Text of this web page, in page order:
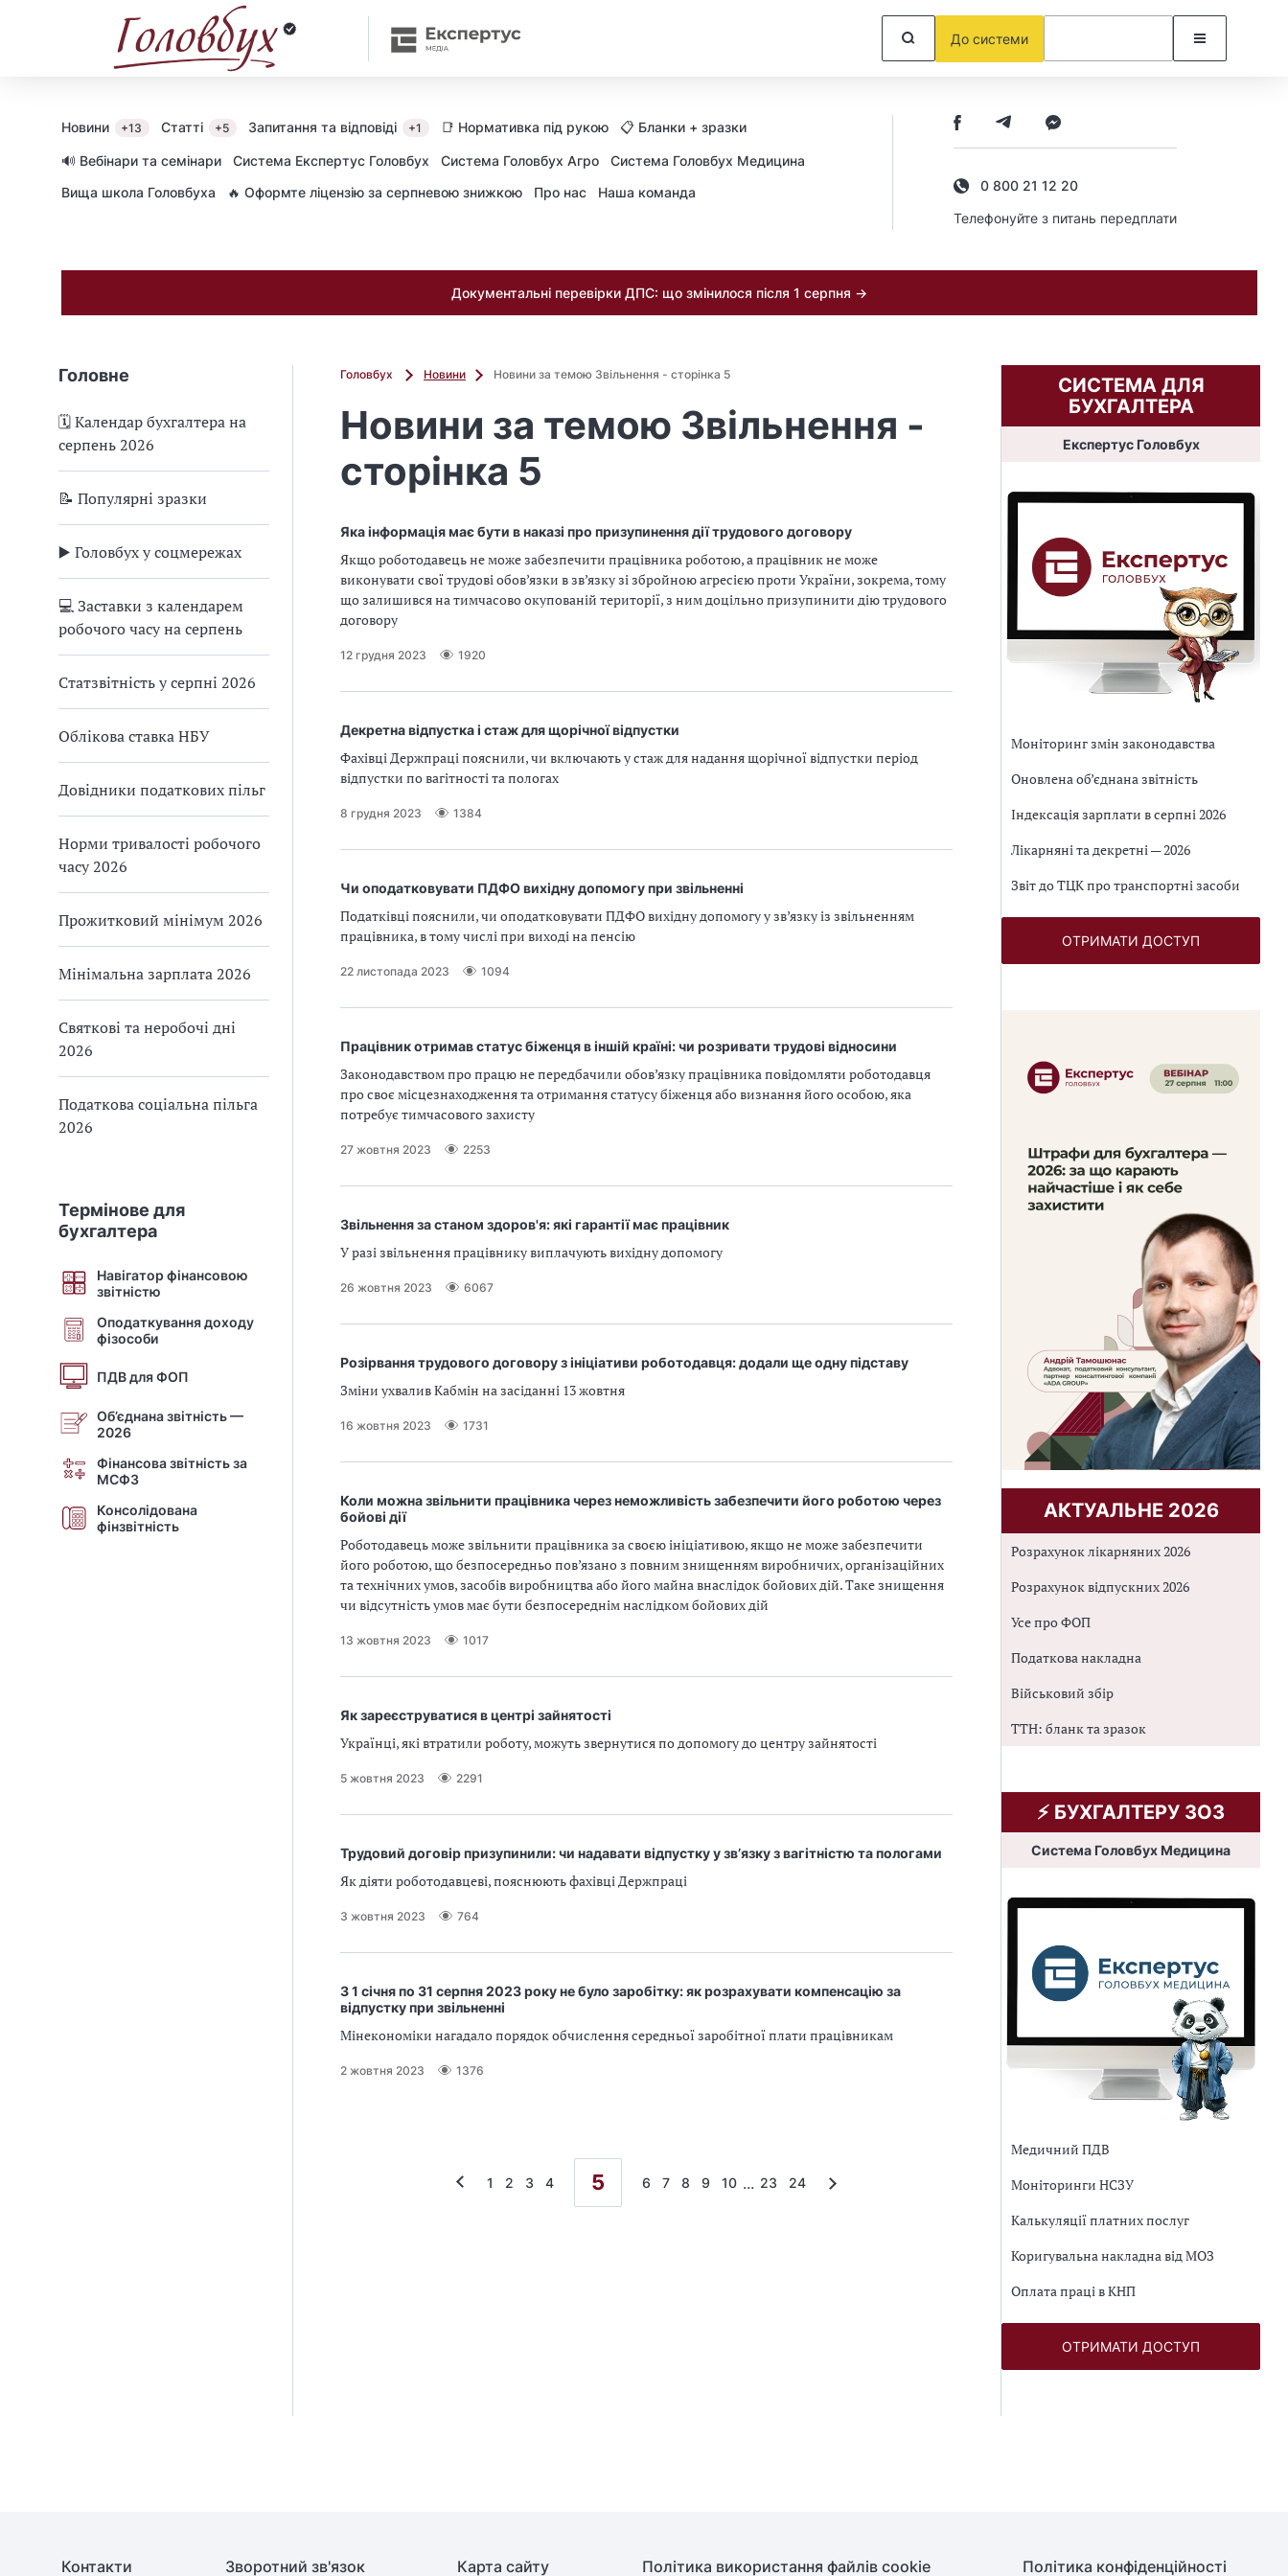
До системи
Новини +13 Статті +5 Запитання та відповіді +1 📑 Нормативка під рукою 📋 Бланки + зразки
🔊 Вебінари та семінари Cистема Експертус Головбух Система Головбух Агро
Система Головбух Медицина
Вища школа Головбуха
🔥 Оформте ліцензію за серпневою знижкою Про нас Наша команда
0 800 21 12 20
Телефонуйте з питань передплати
Документальні перевірки ДПС: що змінилося після 1 серпня →
Головне
🗓️ Календар бухгалтера на
серпень 2026
📝 Популярні зразки
▶️ Головбух у соцмережах
💻 Заставки з календарем
робочого часу на серпень
Статзвітність у серпні 2026
Облікова ставка НБУ
Довідники податкових пільг
Норми тривалості робочого
часу 2026
Прожитковий мінімум 2026
Мінімальна зарплата 2026
Святкові та неробочі дні
2026
Податкова соціальна пільга
2026
Термінове для
бухгалтера
Навігатор фінансовою
звітністю
Оподаткування доходу
фізособи
ПДВ для ФОП
Об’єднана звітність —
2026
Фінансова звітність за
МСФЗ
Консолідована
фінзвітність
Головбух Новини Новини за темою Звільнення - сторінка 5
Новини за темою Звільнення -
сторінка 5
Яка інформація має бути в наказі про призупинення дії трудового договору
Якщо роботодавець не може забезпечити працівника роботою, а працівник не може
виконувати свої трудові обов’язки в зв’язку зі збройною агресією проти України, зокрема, тому
що залишився на тимчасово окупованій території, з ним доцільно призупинити дію трудового
договору
12 грудня 2023 1920
Декретна відпустка і стаж для щорічної відпустки
Фахівці Держпраці пояснили, чи включають у стаж для надання щорічної відпустки період
відпустки по вагітності та пологах
8 грудня 2023 1384
Чи оподатковувати ПДФО вихідну допомогу при звільненні
Податківці пояснили, чи оподатковувати ПДФО вихідну допомогу у зв’язку із звільненням
працівника, в тому числі при виході на пенсію
22 листопада 2023 1094
Працівник отримав статус біженця в іншій країні: чи розривати трудові відносини
Законодавством про працю не передбачили обов’язку працівника повідомляти роботодавця
про своє місцезнаходження та отримання статусу біженця або визнання його особою, яка
потребує тимчасового захисту
27 жовтня 2023 2253
Звільнення за станом здоров'я: які гарантії має працівник
У разі звільнення працівнику виплачують вихідну допомогу
26 жовтня 2023 6067
Розірвання трудового договору з ініціативи роботодавця: додали ще одну підставу
Зміни ухвалив Кабмін на засіданні 13 жовтня
16 жовтня 2023 1731
Коли можна звільнити працівника через неможливість забезпечити його роботою через
бойові дії
Роботодавець може звільнити працівника за своєю ініціативою, якщо не може забезпечити
його роботою, що безпосередньо пов’язано з повним знищенням виробничих, організаційних
та технічних умов, засобів виробництва або його майна внаслідок бойових дій. Таке знищення
чи відсутність умов має бути безпосереднім наслідком бойових дій
13 жовтня 2023 1017
Як зареєструватися в центрі зайнятості
Українці, які втратили роботу, можуть звернутися по допомогу до центру зайнятості
5 жовтня 2023 2291
Трудовий договір призупинили: чи надавати відпустку у зв’язку з вагітністю та пологами
Як діяти роботодавцеві, пояснюють фахівці Держпраці
3 жовтня 2023 764
З 1 січня по 31 серпня 2023 року не було заробітку: як розрахувати компенсацію за
відпустку при звільненні
Мінекономіки нагадало порядок обчислення середньої заробітної плати працівникам
2 жовтня 2023 1376
1 2 3 4 5 6 7 8 9 10 ... 23 24
СИСТЕМА ДЛЯ
БУХГАЛТЕРА
Експертус Головбух
Моніторинг змін законодавства
Оновлена об’єднана звітність
Індексація зарплати в серпні 2026
Лікарняні та декретні — 2026
Звіт до ТЦК про транспортні засоби
ОТРИМАТИ ДОСТУП
АКТУАЛЬНЕ 2026
Розрахунок лікарняних 2026
Розрахунок відпускних 2026
Усе про ФОП
Податкова накладна
Військовий збір
ТТН: бланк та зразок
⚡️ БУХГАЛТЕРУ ЗОЗ
Система Головбух Медицина
Медичний ПДВ
Моніторинги НСЗУ
Калькуляції платних послуг
Коригувальна накладна від МОЗ
Оплата праці в КНП
ОТРИМАТИ ДОСТУП
Контакти Зворотний зв'язок Карта сайту Політика використання файлів cookie Політика конфіденційності